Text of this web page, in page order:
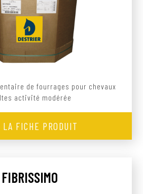
de fourrages pour chevaux
activité modérée
LA FICHE PRODUIT
FIBRISSIMO